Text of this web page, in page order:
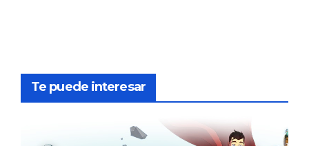
Te puede interesar